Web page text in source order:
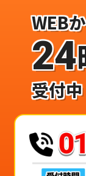
WEB
24
受付中